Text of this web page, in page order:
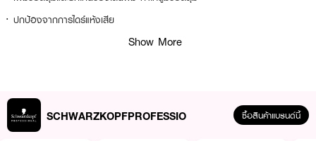
· ปกป้องจากการไดร์แห้งเสีย
How to Use :
Show More
SCHWARZKOPFPROFESSIO ซื้อสินค้าแบรนด์นี้